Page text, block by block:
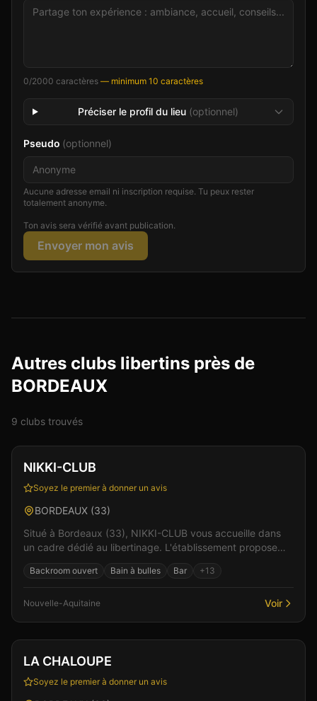
0/2000 caractères — minimum 10 caractères
Préciser le profil du lieu (optionnel)
Pseudo (optionnel)
Aucune adresse email ni inscription requise. Tu peux rester
totalement anonyme.
Ton avis sera vérifié avant publication.
Envoyer mon avis
Autres clubs libertins près de
BORDEAUX
9 clubs trouvés
NIKKI-CLUB
Soyez le premier à donner un avis
BORDEAUX (33)
Situé à Bordeaux (33), NIKKI-CLUB vous accueille dans
un cadre dédié au libertinage. L'établissement propose
Backroom ouvert Bain à bulles Bar +13
Nouvelle-Aquitaine Voir
Club
LA CHALOUPE
Soyez le premier à donner un avis